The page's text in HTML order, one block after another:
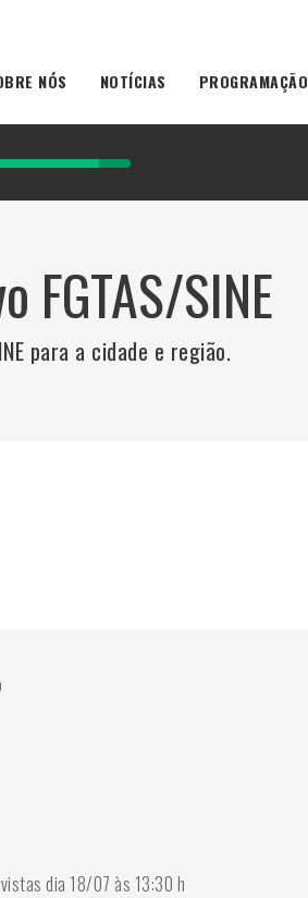
NÓS NOTÍCIAS PROGRAMAÇÃO
FGTAS/SINE
para a cidade e região.
dia 18/07 às 13:30 h